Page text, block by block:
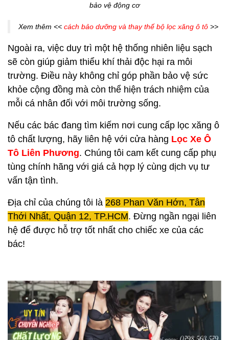
bảo vệ động cơ
Xem thêm << cách bảo dưỡng và thay thế bộ lọc xăng ô tô >>
Ngoài ra, việc duy trì một hệ thống nhiên liệu sạch
sẽ còn giúp giảm thiểu khí thải độc hại ra môi
trường. Điều này không chỉ góp phần bảo vệ sức
khỏe cộng đồng mà còn thể hiện trách nhiệm của
mỗi cá nhân đối với môi trường sống.
Nếu các bác đang tìm kiếm nơi cung cấp lọc xăng ô
tô chất lượng, hãy liên hệ với cửa hàng Lọc Xe Ô
Tô Liên Phương. Chúng tôi cam kết cung cấp phụ
tùng chính hãng với giá cả hợp lý cùng dịch vụ tư
vấn tận tình.
Địa chỉ của chúng tôi là 268 Phan Văn Hớn, Tân
Thới Nhất, Quận 12, TP.HCM. Đừng ngần ngại liên
hệ để được hỗ trợ tốt nhất cho chiếc xe của các
bác!